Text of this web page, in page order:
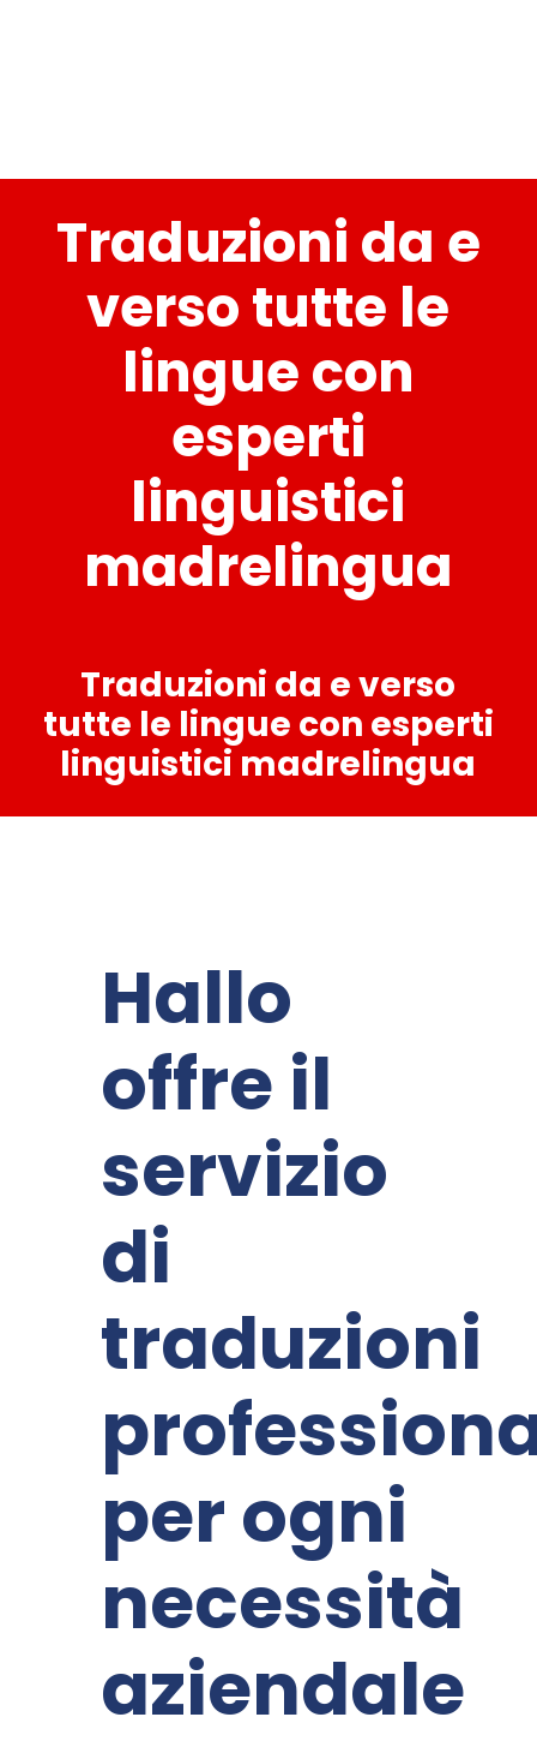
Traduzioni da e
verso tutte le
lingue con
esperti
linguistici
madrelingua
Traduzioni da e verso
tutte le lingue con esperti
linguistici madrelingua
Hallo
offre il
servizio
di
traduzioni
per ogni
necessità
aziendale